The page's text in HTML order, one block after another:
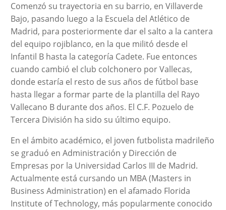
Comenzó su trayectoria en su barrio, en Villaverde
Bajo, pasando luego a la Escuela del Atlético de
Madrid, para posteriormente dar el salto a la cantera
del equipo rojiblanco, en la que militó desde el
Infantil B hasta la categoría Cadete. Fue entonces
cuando cambió el club colchonero por Vallecas,
donde estaría el resto de sus años de fútbol base
hasta llegar a formar parte de la plantilla del Rayo
Vallecano B durante dos años. El C.F. Pozuelo de
Tercera División ha sido su último equipo.
En el ámbito académico, el joven futbolista madrileño
se graduó en Administración y Dirección de
Empresas por la Universidad Carlos III de Madrid.
Actualmente está cursando un MBA (Masters in
Business Administration) en el afamado Florida
Institute of Technology, más popularmente conocido